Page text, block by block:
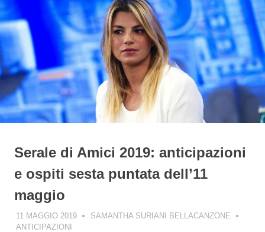
Serale di Amici 2019: anticipazioni
e ospiti sesta puntata dell’11
maggio
11 MAGGIO 2019
SAMANTHA SURIANI BELLACANZONE
ANTICIPAZIONI